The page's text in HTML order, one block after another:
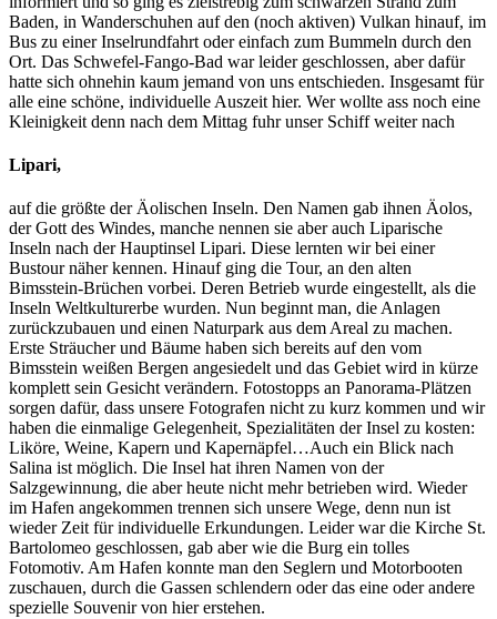
Baden, in Wanderschuhen auf den (noch aktiven) Vulkan hinauf, im
Bus zu einer Inselrundfahrt oder einfach zum Bummeln durch den
Ort. Das Schwefel-Fango-Bad war leider geschlossen, aber dafür
hatte sich ohnehin kaum jemand von uns entschieden. Insgesamt für
alle eine schöne, individuelle Auszeit hier. Wer wollte ass noch eine
Kleinigkeit denn nach dem Mittag fuhr unser Schiff weiter nach
Lipari,
auf die größte der Äolischen Inseln. Den Namen gab ihnen Äolos,
der Gott des Windes, manche nennen sie aber auch Liparische
Inseln nach der Hauptinsel Lipari. Diese lernten wir bei einer
Bustour näher kennen. Hinauf ging die Tour, an den alten
Bimsstein-Brüchen vorbei. Deren Betrieb wurde eingestellt, als die
Inseln Weltkulturerbe wurden. Nun beginnt man, die Anlagen
zurückzubauen und einen Naturpark aus dem Areal zu machen.
Erste Sträucher und Bäume haben sich bereits auf den vom
Bimsstein weißen Bergen angesiedelt und das Gebiet wird in kürze
komplett sein Gesicht verändern. Fotostopps an Panorama-Plätzen
sorgen dafür, dass unsere Fotografen nicht zu kurz kommen und wir
haben die einmalige Gelegenheit, Spezialitäten der Insel zu kosten:
Liköre, Weine, Kapern und Kapernäpfel…Auch ein Blick nach
Salina ist möglich. Die Insel hat ihren Namen von der
Salzgewinnung, die aber heute nicht mehr betrieben wird. Wieder
im Hafen angekommen trennen sich unsere Wege, denn nun ist
wieder Zeit für individuelle Erkundungen. Leider war die Kirche St.
Bartolomeo geschlossen, gab aber wie die Burg ein tolles
Fotomotiv. Am Hafen konnte man den Seglern und Motorbooten
zuschauen, durch die Gassen schlendern oder das eine oder andere
spezielle Souvenir von hier erstehen.